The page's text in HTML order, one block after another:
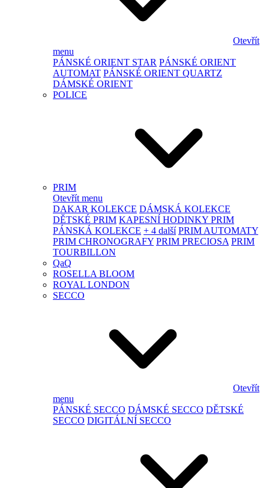
Otevřít
menu
PÁNSKÉ ORIENT STAR PÁNSKÉ ORIENT
AUTOMAT PÁNSKÉ ORIENT QUARTZ
DÁMSKÉ ORIENT
POLICE
PRIM
Otevřít menu
DAKAR KOLEKCE DÁMSKÁ KOLEKCE
DĚTSKÉ PRIM KAPESNÍ HODINKY PRIM
PÁNSKÁ KOLEKCE + 4 další PRIM AUTOMATY
PRIM CHRONOGRAFY PRIM PRECIOSA PRIM
TOURBILLON
QaQ
ROSELLA BLOOM
ROYAL LONDON
SECCO
Otevřít
menu
PÁNSKÉ SECCO DÁMSKÉ SECCO DĚTSKÉ
SECCO DIGITÁLNÍ SECCO